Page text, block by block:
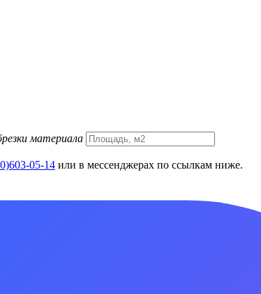
материала
05-14 или в мессенджерах по ссылкам ниже.